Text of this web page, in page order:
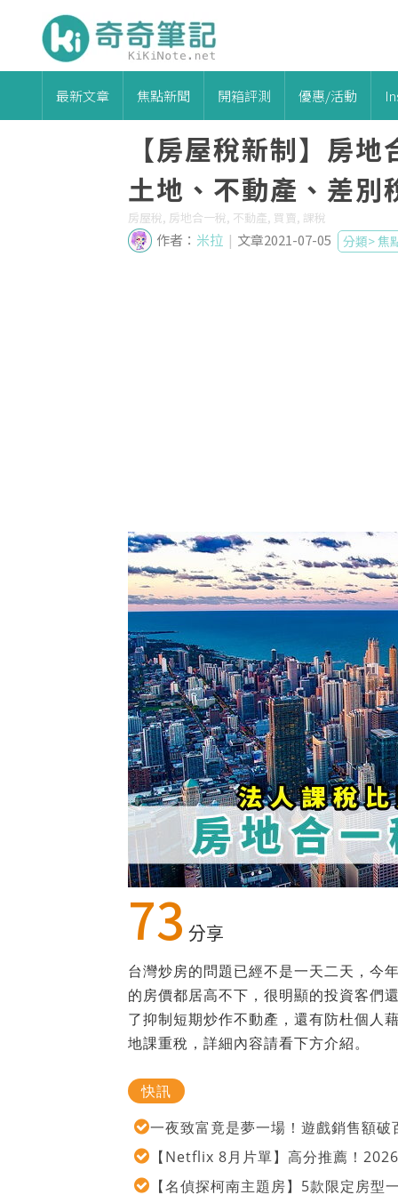
最新文章 焦點新聞 開箱評測 優惠/活動
【房屋稅新制】房
土地、不動產、差別
房屋稅, 房地合一稅, 不動產, 買賣, 課稅
作者： 米拉 | 文章2021-07-05 分類>焦
73 分享
台灣炒房的問題已經不是一天二天，今
的房價都居高不下，很明顯的投資客們
了抑制短期炒作不動產，還有防杜個人
地課重稅，詳細內容請看下方介紹。
快訊
一夜致富竟是夢一場！遊戲銷售額
【Netflix 8月片單】高分推薦！
【名偵探柯南主題房】5款限定房